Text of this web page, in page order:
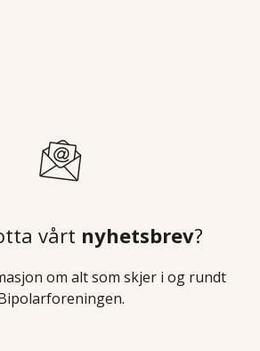
vårt nyhetsbrev?
om alt som skjer i og rundt